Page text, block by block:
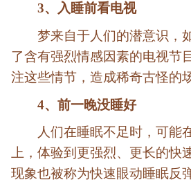
3、入睡前看电视
梦来自于人们的潜意识，
了含有强烈情感因素的电视节
注这些情节，造成稀奇古怪的
4、前一晚没睡好
人们在睡眠不足时，可能
上，体验到更强烈、更长的快
现象也被称为快速眼动睡眠反